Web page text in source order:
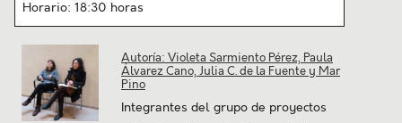
Horario: 18:30 horas
Autoría: Violeta Sarmiento Pérez, Paula
Álvarez Cano, Julia C. de la Fuente y Mar
Pino
Integrantes del grupo de proyectos